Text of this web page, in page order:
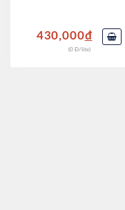
430,000đ
(0 Đ/lite)